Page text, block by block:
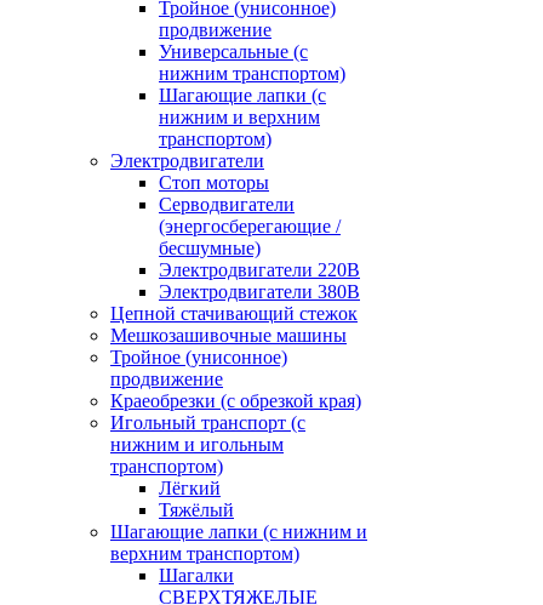
Тройное (унисонное)
продвижение
Универсальные (с
нижним транспортом)
Шагающие лапки (с
нижним и верхним
транспортом)
Электродвигатели
Стоп моторы
Серводвигатели
(энергосберегающие /
бесшумные)
Электродвигатели 220В
Электродвигатели 380В
Цепной стачивающий стежок
Мешкозашивочные машины
Тройное (унисонное)
продвижение
Краеобрезки (с обрезкой края)
Игольный транспорт (с
нижним и игольным
транспортом)
Лёгкий
Тяжёлый
Шагающие лапки (с нижним и
верхним транспортом)
Шагалки
СВЕРХТЯЖЕЛЫЕ